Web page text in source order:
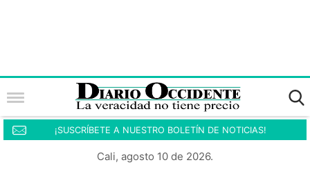
¡SUSCRÍBETE A NUESTRO BOLETÍN DE NOTICIAS!
Cali, agosto 10 de 2026.